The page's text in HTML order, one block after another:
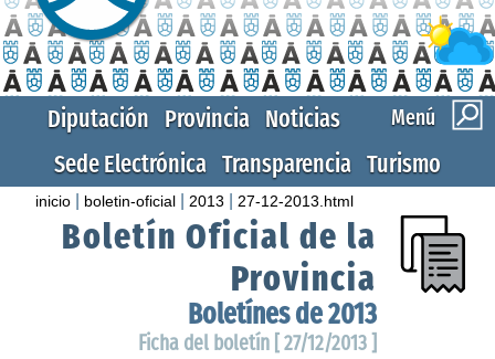
Menú
Diputación Provincia Noticias
Sede Electrónica Transparencia Turismo
inicio boletin-oficial 2013 27-12-2013.html
Boletín Oficial de la
Provincia
Boletínes de 2013
Ficha del boletín [ 27/12/2013 ]